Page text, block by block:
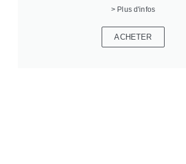
> Plus d'infos
ACHETER